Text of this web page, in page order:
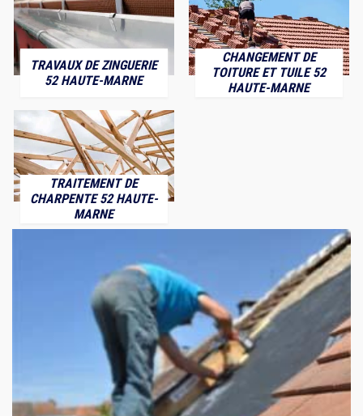
TRAVAUX DE ZINGUERIE
52 HAUTE-MARNE
CHANGEMENT DE
TOITURE ET TUILE 52
HAUTE-MARNE
TRAITEMENT DE
CHARPENTE 52 HAUTE-
MARNE